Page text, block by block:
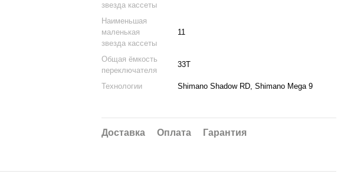
звезда кассеты
Наименьшая
маленькая
звезда кассеты
11
Общая ёмкость
переключателя
33T
Технологии Shimano Shadow RD, Shimano Mega 9
Доставка Оплата Гарантия